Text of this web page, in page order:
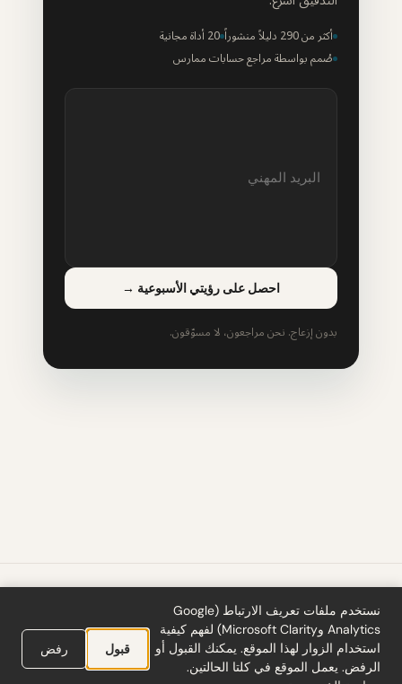
أكثر من 290 دليلاً منشوراً
20 أداة مجانية
صُمم بواسطة مراجع حسابات ممارس
احصل على رؤيتي الأسبوعية →
بدون إزعاج. نحن مراجعون، لا مسوّقون.
Cookie settings
© 2026 ciferi · 92458378
نستخدم ملفات تعريف الارتباط (Google
Analytics وMicrosoft Clarity) لفهم كيفية
استخدام الزوار لهذا الموقع. يمكنك القبول أو
الرفض. يعمل الموقع في كلتا الحالتين.
قبول رفض